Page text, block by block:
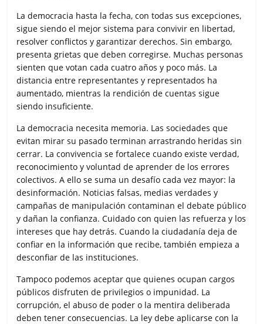
La democracia hasta la fecha, con todas sus excepciones,
sigue siendo el mejor sistema para convivir en libertad,
resolver conflictos y garantizar derechos. Sin embargo,
presenta grietas que deben corregirse. Muchas personas
sienten que votan cada cuatro años y poco más. La
distancia entre representantes y representados ha
aumentado, mientras la rendición de cuentas sigue
siendo insuficiente.
La democracia necesita memoria. Las sociedades que
evitan mirar su pasado terminan arrastrando heridas sin
cerrar. La convivencia se fortalece cuando existe verdad,
reconocimiento y voluntad de aprender de los errores
colectivos. A ello se suma un desafío cada vez mayor: la
desinformación. Noticias falsas, medias verdades y
campañas de manipulación contaminan el debate público
y dañan la confianza. Cuidado con quien las refuerza y los
intereses que hay detrás. Cuando la ciudadanía deja de
confiar en la información que recibe, también empieza a
desconfiar de las instituciones.
Tampoco podemos aceptar que quienes ocupan cargos
públicos disfruten de privilegios o impunidad. La
corrupción, el abuso de poder o la mentira deliberada
deben tener consecuencias. La ley debe aplicarse con la